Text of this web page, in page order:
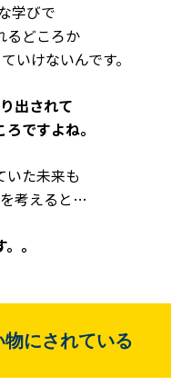
学びで
るどころか
いけないんです。
出されて
ですよね。
いた未来も
考えると…
。
にされている